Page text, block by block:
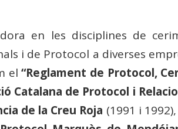
en les disciplines de
i de Protocol a diverses
el“Reglament de Protocol,
Catalana de Protocol i
de la Creu Roja (1991 i